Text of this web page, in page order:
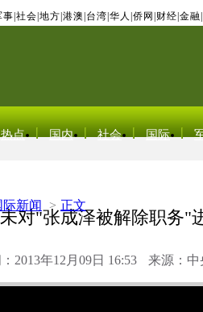
事 社会 地方 港澳 台湾 华人 侨网 财经 金融
热点 国内 社会 国际
际新闻 > 正文
对"张成泽被解除职务"
2013年12月09日 16:53 来源：中